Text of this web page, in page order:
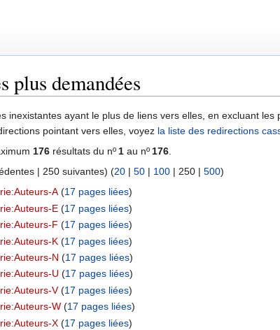
plus demandées
inexistantes ayant le plus de liens vers elles, en excluant
pointant vers elles, voyez la liste des redirections
176 résultats du nº1 au nº176.
| 250 suivantes) (20 | 50 | 100 | 250 | 500)
A‏‎ (17 pages liées)
E‏‎ (17 pages liées)
F ‏‎ (17 pages liées)
K‏‎ (17 pages liées)
N ‏‎ (17 pages liées)
U ‏‎ (17 pages liées)
V‏‎ (17 pages liées)
W‏‎ (17 pages liées)
X‏‎ (17 pages liées)